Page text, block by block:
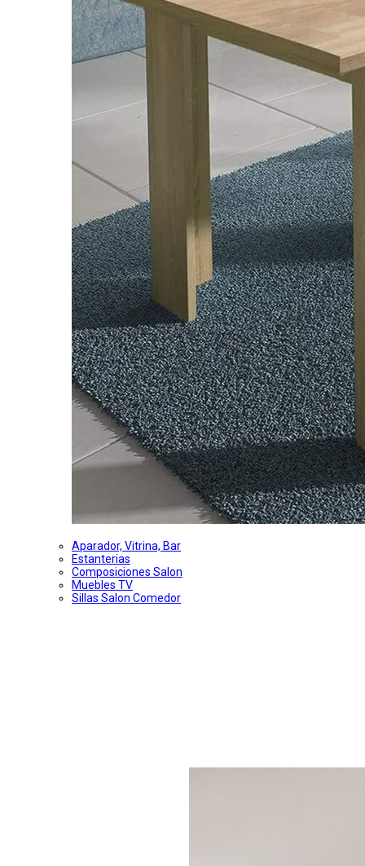
Aparador, Vitrina, Bar
Estanterias
Composiciones Salon
Muebles TV
Sillas Salon Comedor